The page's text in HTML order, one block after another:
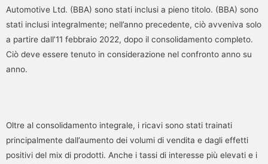
Automotive Ltd. (BBA) sono stati inclusi a pieno titolo. (BBA) sono
stati inclusi integralmente; nell’anno precedente, ciò avveniva solo
a partire dall’11 febbraio 2022, dopo il consolidamento completo.
Ciò deve essere tenuto in considerazione nel confronto anno su
anno.
Oltre al consolidamento integrale, i ricavi sono stati trainati
principalmente dall’aumento dei volumi di vendita e dagli effetti
positivi del mix di prodotti. Anche i tassi di interesse più elevati e i